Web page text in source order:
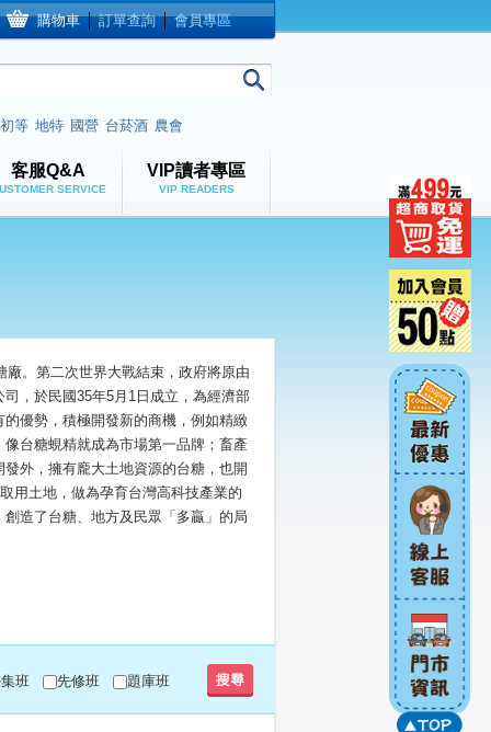
購物車 │訂單查詢 │會員專區
初等 地特 國營 台菸酒 農會
客服Q&A
SERVICE
VIP讀者專區
VIP READERS
。第二次世界大戰結束，政府將原由
，於民國35年5月1日成立，為經濟部
優勢，積極開發新的商機，例如精緻
台糖蜆精就成為市場第一品牌；畜產
外，擁有龐大土地資源的台糖，也開
用土地，做為孕育台灣高科技產業的
造了台糖、地方及民眾「多贏」的局
班 先修班 題庫班